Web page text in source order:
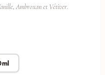
Ambroxan et Vétiver.